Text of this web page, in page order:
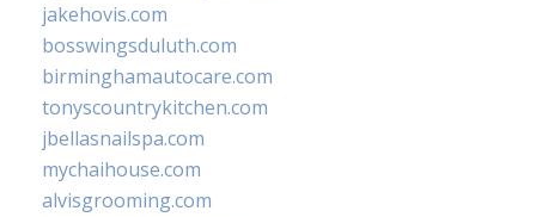
jakehovis.com
bosswingsduluth.com
birminghamautocare.com
tonyscountrykitchen.com
jbellasnailspa.com
mychaihouse.com
alvisgrooming.com